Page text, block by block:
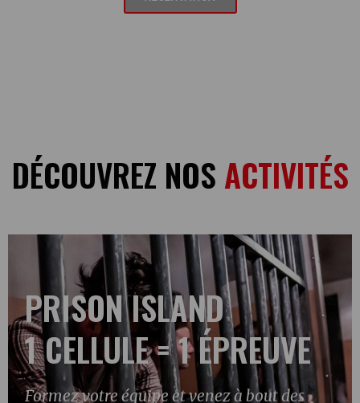
DÉCOUVREZ NOS ACTIVITÉS
PRISON ISLAND
1 CELLULE = 1 ÉPREUVE
Formez votre équipe et venez à bout des